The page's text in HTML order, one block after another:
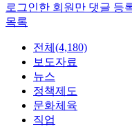
로그인한 회원만 댓글 등
목록
전체(4,180)
보도자료
뉴스
정책제도
문화체육
직업